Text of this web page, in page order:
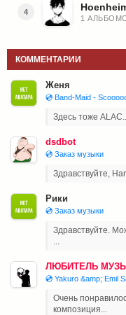
4
1
КОММЕНТАРИИ
Женя
💿 Band-Maid -
Здесь тоже
dsdbot
💿 Заказ музыки
Здравствуйте,
Рики
💿 Заказ музыки
Здравствуйте.
...
ЛЮБИТЕЛЬ
💿 Yakuro &amp; Emil
Очень
композиция...